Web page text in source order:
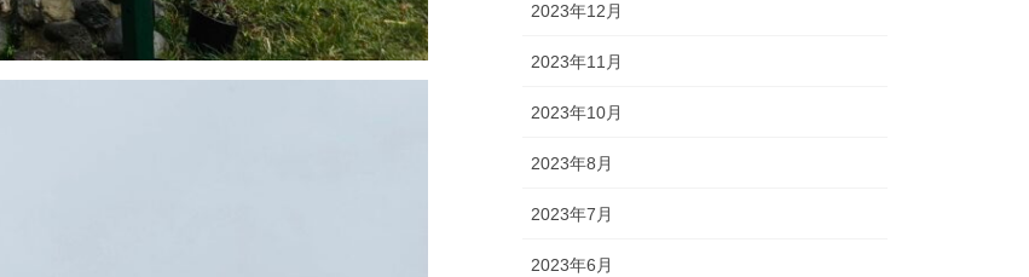
2023年12月
2023年11月
2023年10月
2023年8月
2023年7月
2023年6月